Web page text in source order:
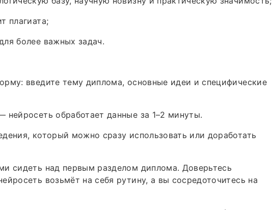
плагиата;
более важных задач.
введите тему диплома, основные идеи и специфические
нейросеть обработает данные за 1–2 минуты.
который можно сразу использовать или доработать
сидеть над первым разделом диплома. Доверьтесь
возьмёт на себя рутину, а вы сосредоточитесь на